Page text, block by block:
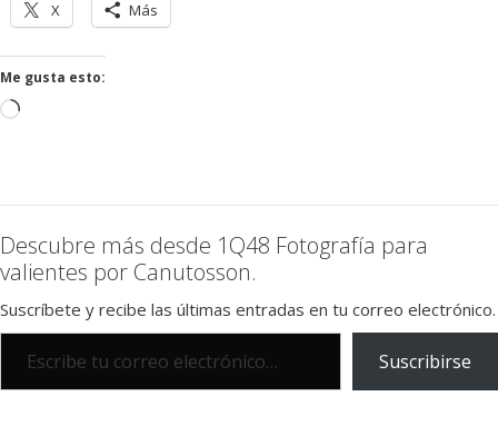
X Más
Me gusta esto:
Descubre más desde 1Q48 Fotografía para
valientes por Canutosson.
Suscríbete y recibe las últimas entradas en tu correo electrónico.
Suscribirse